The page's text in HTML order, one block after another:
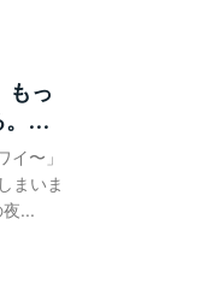
もっ
。...
〜」
まいま
...